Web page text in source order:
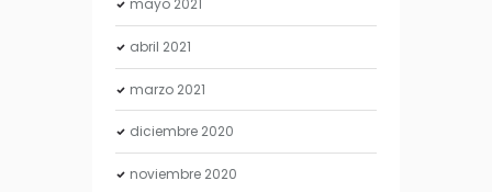
mayo 2021
abril 2021
marzo 2021
diciembre 2020
noviembre 2020